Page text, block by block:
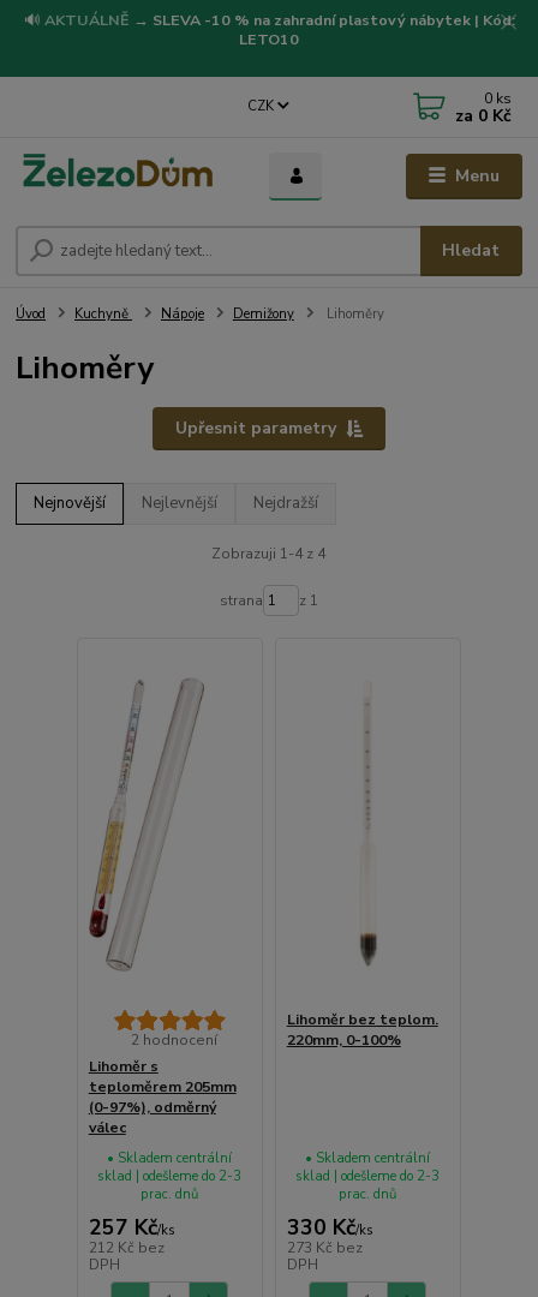
🔊 AKTUÁLNĚ → SLEVA -10 % na zahradní plastový nábytek | Kód:
LETO10
Menu
CZK
Hledat
0 ks
za 0 Kč
Úvod Kuchyně Nápoje Demižony Lihoměry
Lihoměry
Upřesnit parametry
Nejnovější Nejlevnější Nejdražší
Zobrazuji 1-4 z 4
strana z 1
2 hodnocení
Lihoměr s
teploměrem 205mm
(0-97%), odměrný
válec
257 Kč/ks
212 Kč bez
DPH
• Skladem centrální
sklad | odešleme do 2-3
prac. dnů
Lihoměr bez teplom.
220mm, 0-100%
330 Kč/ks
273 Kč bez
DPH
• Skladem centrální
sklad | odešleme do 2-3
prac. dnů